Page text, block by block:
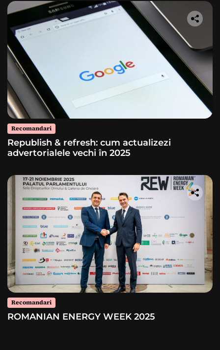
Recomandari
Republish & refresh: cum actualizezi
advertorialele vechi în 2025
Recomandari
ROMANIAN ENERGY WEEK 2025